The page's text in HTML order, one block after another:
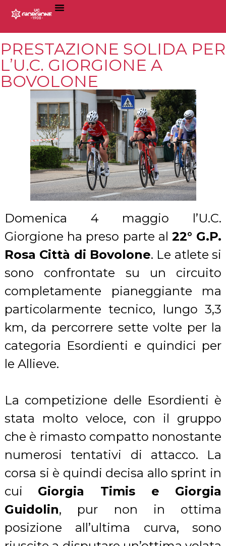
PRESTAZIONE SOLIDA PER
L’U.C. GIORGIONE A
BOVOLONE
Domenica 4 maggio l’U.C.
Giorgione ha preso parte al 22° G.P.
Rosa Città di Bovolone. Le atlete si
sono confrontate su un circuito
completamente pianeggiante ma
particolarmente tecnico, lungo 3,3
km, da percorrere sette volte per la
categoria Esordienti e quindici per
le Allieve.
La competizione delle Esordienti è
stata molto veloce, con il gruppo
che è rimasto compatto nonostante
numerosi tentativi di attacco. La
corsa si è quindi decisa allo sprint in
cui Giorgia Timis e Giorgia
Guidolin, pur non in ottima
posizione all’ultima curva, sono